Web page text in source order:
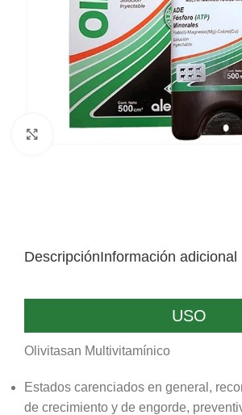
DescripciónInformación adicional
USO
Olivitasan Multivitamínico
Estados carenciados en general,
de crecimiento y de engorde,